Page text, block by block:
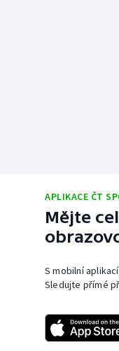
APLIKACE ČT
Mějte
S mobilní
Sledujte přímé